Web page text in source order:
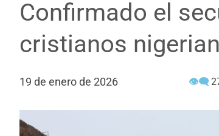
Confirmado el
cristianos
19 de enero de 2026 👁‍🗨